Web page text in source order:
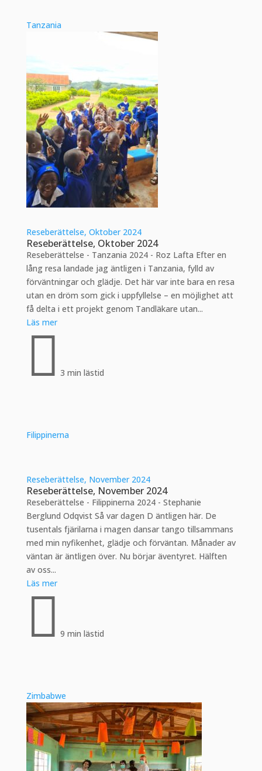
Tanzania
Reseberättelse, Oktober 2024
Reseberättelse, Oktober 2024
Reseberättelse - Tanzania 2024 - Roz Lafta Efter en
lång resa landade jag äntligen i Tanzania, fylld av
förväntningar och glädje. Det här var inte bara en resa
utan en dröm som gick i uppfyllelse – en möjlighet att
få delta i ett projekt genom Tandläkare utan...
Läs mer
 3 min lästid
Filippinerna
Reseberättelse, November 2024
Reseberättelse, November 2024
Reseberättelse - Filippinerna 2024 - Stephanie
Berglund Odqvist Så var dagen D äntligen här. De
tusentals fjärilarna i magen dansar tango tillsammans
med min nyfikenhet, glädje och förväntan. Månader av
väntan är äntligen över. Nu börjar äventyret. Hälften
av oss...
Läs mer
 9 min lästid
Zimbabwe